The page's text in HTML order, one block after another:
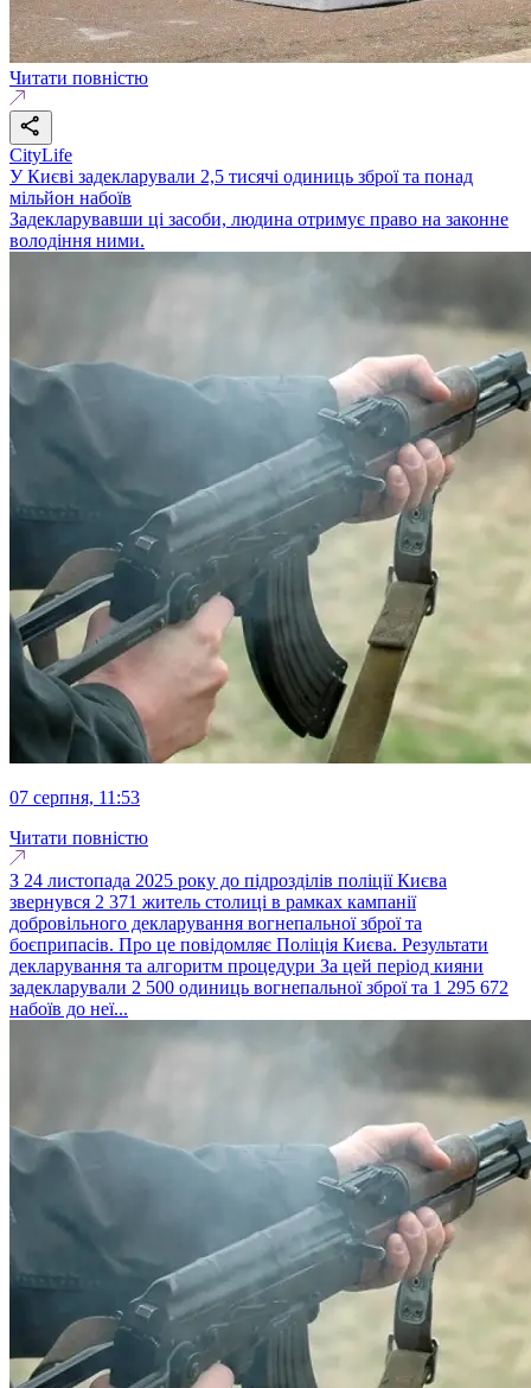
Читати повністю
CityLife
У Києві задекларували 2,5 тисячі одиниць зброї та понад
мільйон набоїв
Задекларувавши ці засоби, людина отримує право на законне
володіння ними.
07 серпня, 11:53
Читати повністю
З 24 листопада 2025 року до підрозділів поліції Києва
звернувся 2 371 житель столиці в рамках кампанії
добровільного декларування вогнепальної зброї та
боєприпасів. Про це повідомляє Поліція Києва. Результати
декларування та алгоритм процедури За цей період кияни
задекларували 2 500 одиниць вогнепальної зброї та 1 295 672
набоїв до неї...